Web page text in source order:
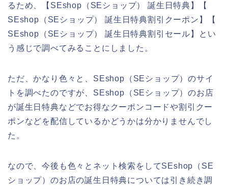
るため、【SEshop（SEショップ） 誕生日特典】【
SEshop（SEショップ） 誕生日特典割引クーポン】【
SEshop（SEショップ） 誕生日特典割引セール】とい
う感じで調べてみることにしました。
ただ、かなり色々と、SEshop（SEショップ）のサイ
トを調べたのですが、SEshop（SEショップ）のお店
が誕生日特典などでお得なクーポンコードや割引クー
ポンなどを配信しているかどうかは分かりませんでし
た。
なので、今後も色々とネット検索をしてSEshop（SE
ショップ）のお店の誕生日特典については引き続き調